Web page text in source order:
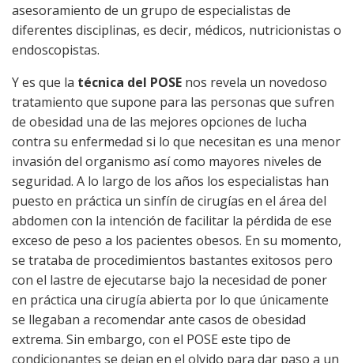
asesoramiento de un grupo de especialistas de
diferentes disciplinas, es decir, médicos, nutricionistas o
endoscopistas.
Y es que la técnica del POSE nos revela un novedoso
tratamiento que supone para las personas que sufren
de obesidad una de las mejores opciones de lucha
contra su enfermedad si lo que necesitan es una menor
invasión del organismo así como mayores niveles de
seguridad. A lo largo de los años los especialistas han
puesto en práctica un sinfín de cirugías en el área del
abdomen con la intención de facilitar la pérdida de ese
exceso de peso a los pacientes obesos. En su momento,
se trataba de procedimientos bastantes exitosos pero
con el lastre de ejecutarse bajo la necesidad de poner
en práctica una cirugía abierta por lo que únicamente
se llegaban a recomendar ante casos de obesidad
extrema. Sin embargo, con el POSE este tipo de
condicionantes se dejan en el olvido para dar paso a un